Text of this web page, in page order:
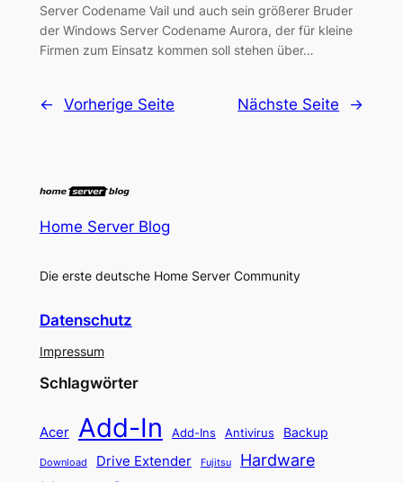
Server Codename Vail und auch sein größerer Bruder
der Windows Server Codename Aurora, der für kleine
Firmen zum Einsatz kommen soll stehen über…
← Vorherige Seite Nächste Seite →
Home Server Blog
Die erste deutsche Home Server Community
Datenschutz
Impressum
Schlagwörter
Acer Add-In Add-Ins Antivirus Backup
Download Drive Extender Fujitsu Hardware